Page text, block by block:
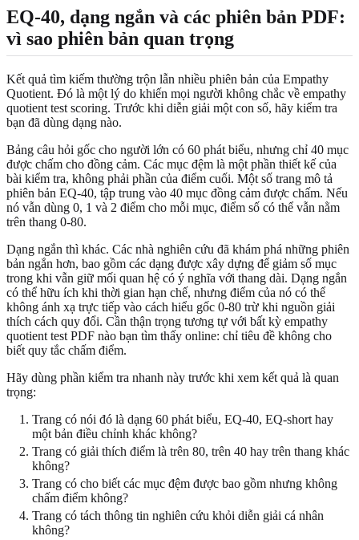
EQ-40, dạng ngắn và các phiên bản PDF:
vì sao phiên bản quan trọng
Kết quả tìm kiếm thường trộn lẫn nhiều phiên bản của Empathy
Quotient. Đó là một lý do khiến mọi người không chắc về empathy
quotient test scoring. Trước khi diễn giải một con số, hãy kiểm tra
bạn đã dùng dạng nào.
Bảng câu hỏi gốc cho người lớn có 60 phát biểu, nhưng chỉ 40 mục
được chấm cho đồng cảm. Các mục đệm là một phần thiết kế của
bài kiểm tra, không phải phần của điểm cuối. Một số trang mô tả
phiên bản EQ-40, tập trung vào 40 mục đồng cảm được chấm. Nếu
nó vẫn dùng 0, 1 và 2 điểm cho mỗi mục, điểm số có thể vẫn nằm
trên thang 0-80.
Dạng ngắn thì khác. Các nhà nghiên cứu đã khám phá những phiên
bản ngắn hơn, bao gồm các dạng được xây dựng để giảm số mục
trong khi vẫn giữ mối quan hệ có ý nghĩa với thang dài. Dạng ngắn
có thể hữu ích khi thời gian hạn chế, nhưng điểm của nó có thể
không ánh xạ trực tiếp vào cách hiểu gốc 0-80 trừ khi nguồn giải
thích cách quy đổi. Cần thận trọng tương tự với bất kỳ empathy
quotient test PDF nào bạn tìm thấy online: chỉ tiêu đề không cho
biết quy tắc chấm điểm.
Hãy dùng phần kiểm tra nhanh này trước khi xem kết quả là quan
trọng:
Trang có nói đó là dạng 60 phát biểu, EQ-40, EQ-short hay
một bản điều chỉnh khác không?
Trang có giải thích điểm là trên 80, trên 40 hay trên thang khác
không?
Trang có cho biết các mục đệm được bao gồm nhưng không
chấm điểm không?
Trang có tách thông tin nghiên cứu khỏi diễn giải cá nhân
không?